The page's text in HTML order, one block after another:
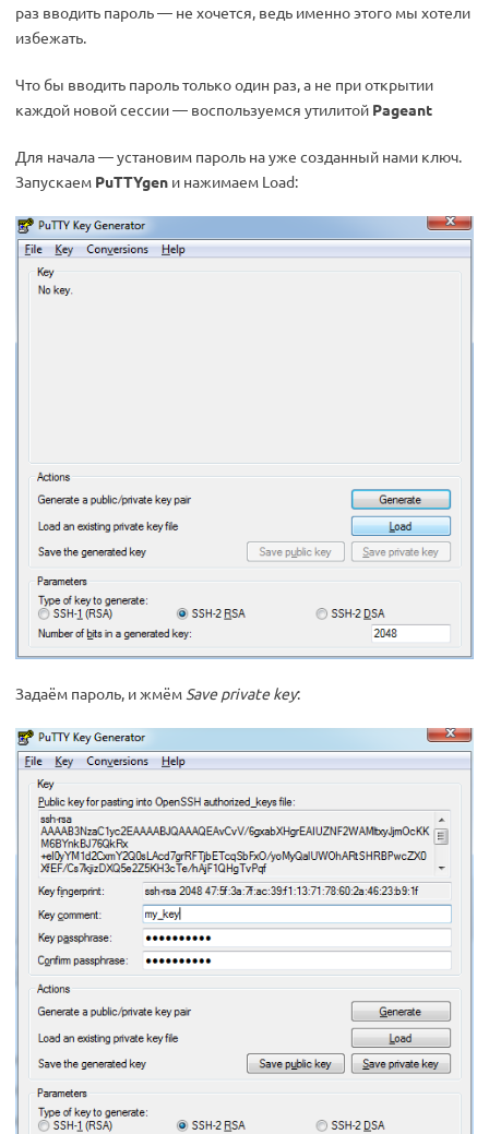
раз вводить пароль — не хочется, ведь именно этого мы хотели
избежать.
Что бы вводить пароль только один раз, а не при открытии
каждой новой сессии — воспользуемся утилитой Pageant
Для начала — установим пароль на уже созданный нами ключ.
Запускаем PuTTYgen и нажимаем Load:
Задаём пароль, и жмём Save private key: